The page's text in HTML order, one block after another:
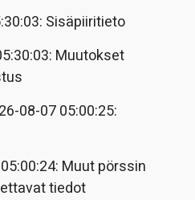
Sisäpiiritieto
Muutokset
08-07 05:00:25:
Muut pörssin
tiedot